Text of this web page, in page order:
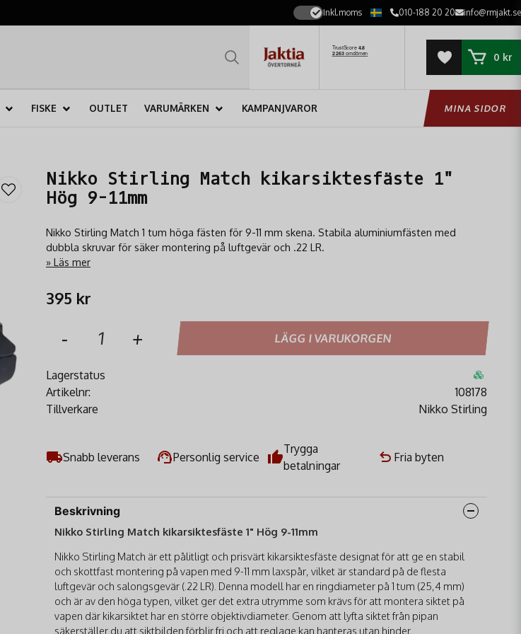
Inkl.moms 010-188 20 20 info@rmjakt.se
0 kr
FISKE OUTLET VARUMÄRKEN KAMPANJVAROR MINA SIDOR
Nikko Stirling Match kikarsiktesfäste 1"
Hög 9-11mm
Nikko Stirling Match 1 tum höga fästen för 9-11 mm skena. Stabila aluminiumfästen med
dubbla skruvar för säker montering på luftgevär och .22 LR.
Läs mer
395 kr
- + LÄGG I VARUKORGEN
Lagerstatus
Artikelnr:
108178
Tillverkare
Nikko Stirling
Snabb leverans Personlig service
Trygga
betalningar
Fria byten
Beskrivning
Nikko Stirling Match kikarsiktesfäste 1" Hög 9-11mm
Nikko Stirling Match är ett pålitligt och prisvärt kikarsiktesfäste designat för att ge en stabil
och skottfast montering på vapen med 9-11 mm laxspår, vilket är standard på de flesta
luftgevär och salongsgevär (.22 LR). Denna modell har en ringdiameter på 1 tum (25,4 mm)
och är av den höga typen, vilket ger det extra utrymme som krävs för att montera siktet på
vapen där kikarsiktet har en större objektivdiameter. Genom att lyfta siktet från pipan
säkerställer du att siktbilden förblir fri och att reglage kan hanteras utan hinder.